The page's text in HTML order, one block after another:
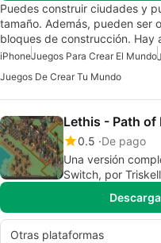
Puedes construir ciudades y
tamaño. Además, pueden ser
bloques de construcción. Hay
iPhoneJuegos Para Crear El Mundo
Juegos De Crear Tu Mundo
Lethis - Path of
0.5 De pago
Una versión
Switch, por
Otras plataformas